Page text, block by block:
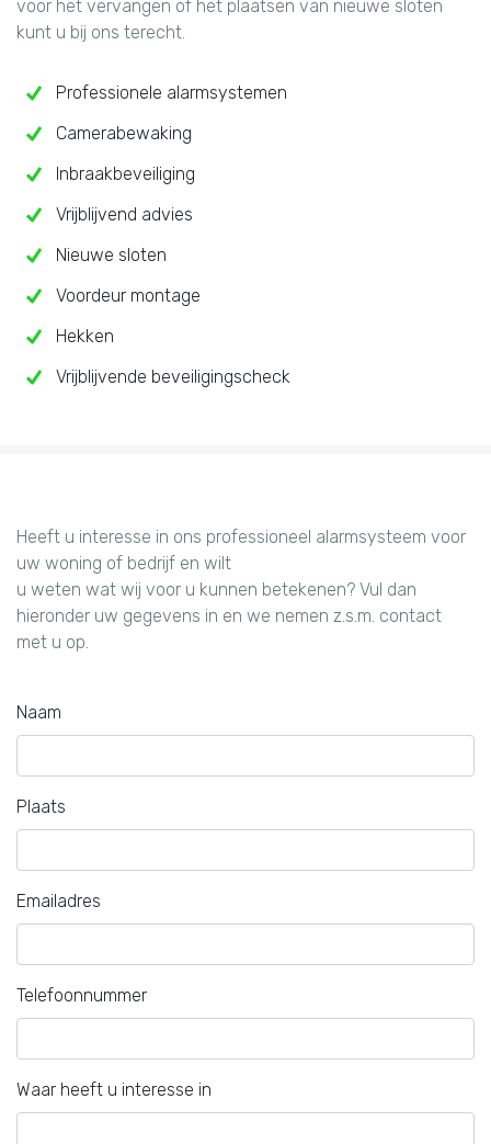
voor het vervangen of het plaatsen van nieuwe sloten
kunt u bij ons terecht.
Professionele alarmsystemen
Camerabewaking
Inbraakbeveiliging
Vrijblijvend advies
Nieuwe sloten
Voordeur montage
Hekken
Vrijblijvende beveiligingscheck
Heeft u interesse in ons professioneel alarmsysteem voor
uw woning of bedrijf en wilt
u weten wat wij voor u kunnen betekenen? Vul dan
hieronder uw gegevens in en we nemen z.s.m. contact
met u op.
Naam
Plaats
Emailadres
Telefoonnummer
Waar heeft u interesse in